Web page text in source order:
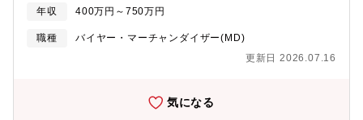
「焼肉きんぐ」「丸源ラーメン」「ゆず庵」など、各業態でトッ
（外食）の中でも確固たるポジションで経験を積むことができま
す。■多様なキャリアパスと新業態開発への挑戦機会・新ブランド
第で新業態やプロジェクトの責任者を任されるチャンスにあふれ
務をお任せいたします。「モノを売る」だけではなく、「ライフ
スタイルや価値観を伝える」VMDのあり方を追求し、顧客体験を
最大化するためのVMD戦略の立案から実行までを一貫して担って
いただけるポジションです。＜具体的な職務＞・ブランドコンセ
の計画立案、進行管理、施工・アクリル什器やディスプレイツー
年収 400万円～750万円
職種
バイヤー・マーチャンダイザー(MD)
更新日 2026.07.16
気になる